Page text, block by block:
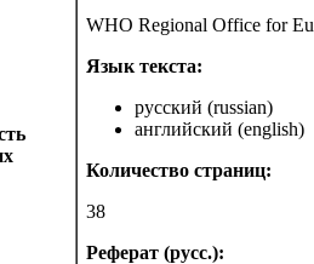
WHO Regional Office for
Язык текста:
русский (russian)
английский (english)
Количество страниц:
38
Реферат (русс.):